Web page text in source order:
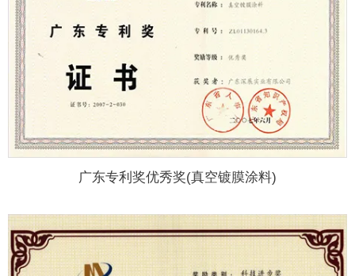
广东专利奖优秀奖(真空镀膜涂料)